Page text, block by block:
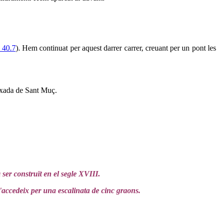
40.7). Hem continuat per aquest darrer carrer, creuant per un pont les
de Sant Muç.
ser construït en el segle XVIII.
per una escalinata de cinc graons.